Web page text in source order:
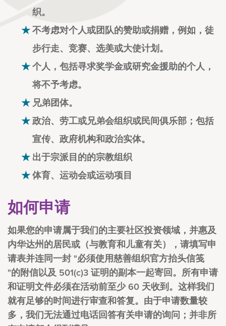
织。
不考虑对个人或团队的赞助或捐赠，例如，徒
步行走、竞赛、选美或大使计划。
个人，包括寻求奖学金或研究金援助的个人，
将不予考虑。
兄弟团体。
政治、劳工或兄弟会组织或民间俱乐部；包括
宣传、政府机构和政治实体。
出于宗派目的的宗教组织
体育、运动会或运动项目
如何申请
如果您的申请属于我们的主要社区投资领域，并惠及
内华达州的居民或（与教育和儿童有关），请填写申
请表并连同一封 "必须使用慈善组织官方抬头信笺
"的附信以及 501(c)3 证明的副本一起寄回。所有申请
和证明文件必须在活动前至少 60 天收到。这样我们
就有足够的时间进行审查和答复。由于申请数量较
多，我们无法通过电话回答有关申请的询问；并非所